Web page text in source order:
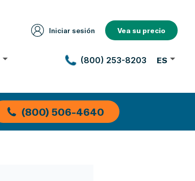
Iniciar sesión Vea su precio
(800) 253-8203 ES
(800) 506-4640